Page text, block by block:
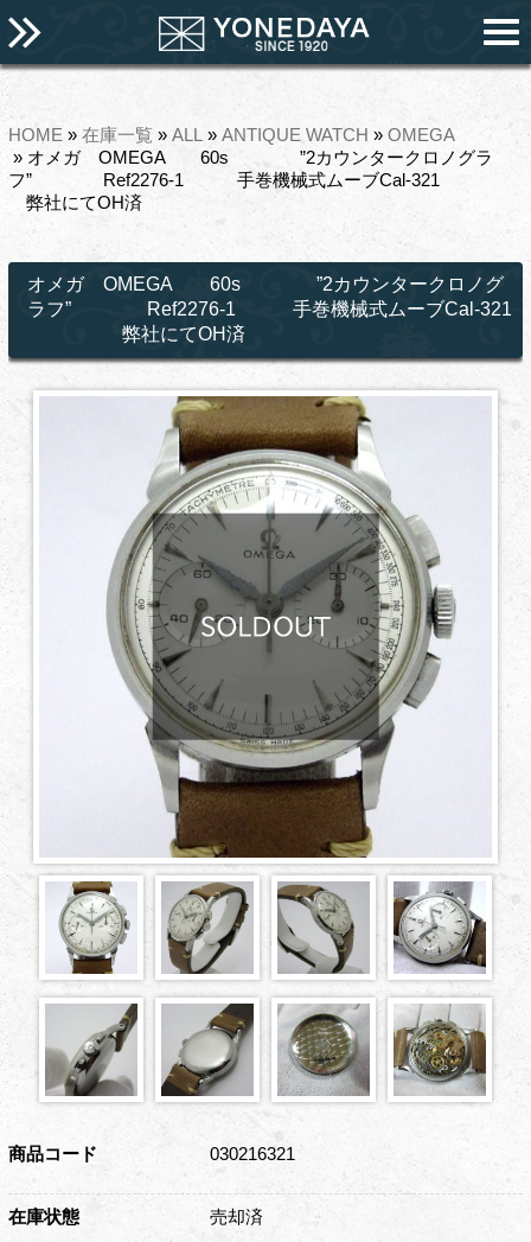
HOME » 在庫一覧 » ALL » ANTIQUE WATCH » OMEGA
» オメガ OMEGA 60s ”2カウンタークロノグラ
フ” Ref2276-1 手巻機械式ムーブCal-321
弊社にてOH済
オメガ OMEGA 60s ”2カウンタークロノグ
ラフ” Ref2276-1 手巻機械式ムーブCal-321
弊社にてOH済
商品コード 030216321
在庫状態 売却済